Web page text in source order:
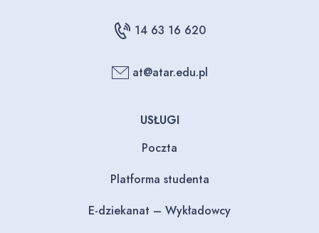
14 63 16 620
at@atar.edu.pl
USŁUGI
Poczta
Platforma studenta
E-dziekanat – Wykładowcy